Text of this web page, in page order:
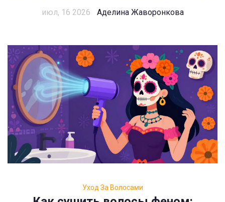
июл, 16 2026 Аделина Жаворонкова
Уход За Волосами